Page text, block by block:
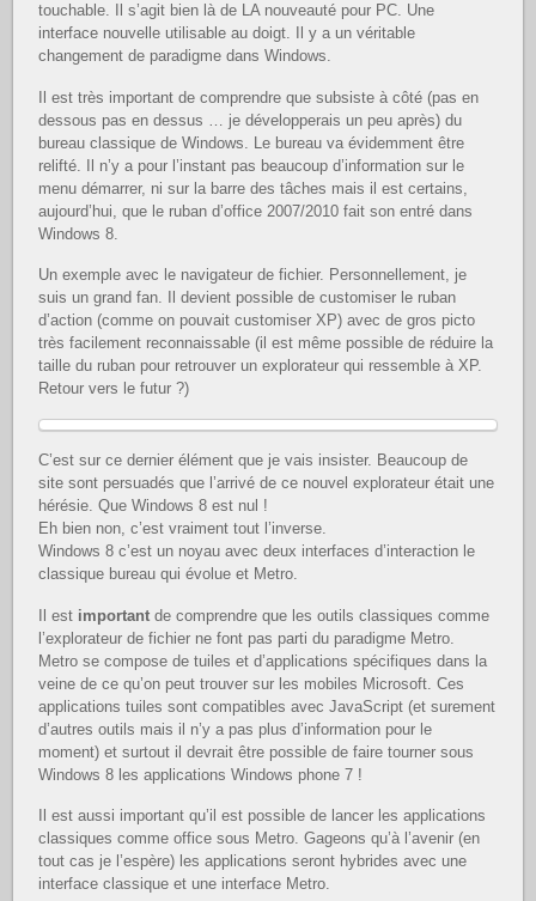
touchable. Il s’agit bien là de LA nouveauté pour PC. Une
interface nouvelle utilisable au doigt. Il y a un véritable
changement de paradigme dans Windows.
Il est très important de comprendre que subsiste à côté (pas en
dessous pas en dessus … je développerais un peu après) du
bureau classique de Windows. Le bureau va évidemment être
relifté. Il n’y a pour l’instant pas beaucoup d’information sur le
menu démarrer, ni sur la barre des tâches mais il est certains,
aujourd’hui, que le ruban d’office 2007/2010 fait son entré dans
Windows 8.
Un exemple avec le navigateur de fichier. Personnellement, je
suis un grand fan. Il devient possible de customiser le ruban
d’action (comme on pouvait customiser XP) avec de gros picto
très facilement reconnaissable (il est même possible de réduire la
taille du ruban pour retrouver un explorateur qui ressemble à XP.
Retour vers le futur ?)
C’est sur ce dernier élément que je vais insister. Beaucoup de
site sont persuadés que l’arrivé de ce nouvel explorateur était une
hérésie. Que Windows 8 est nul !
Eh bien non, c’est vraiment tout l’inverse.
Windows 8 c’est un noyau avec deux interfaces d’interaction le
classique bureau qui évolue et Metro.
Il est important de comprendre que les outils classiques comme
l’explorateur de fichier ne font pas parti du paradigme Metro.
Metro se compose de tuiles et d’applications spécifiques dans la
veine de ce qu’on peut trouver sur les mobiles Microsoft. Ces
applications tuiles sont compatibles avec JavaScript (et surement
d’autres outils mais il n’y a pas plus d’information pour le
moment) et surtout il devrait être possible de faire tourner sous
Windows 8 les applications Windows phone 7 !
Il est aussi important qu’il est possible de lancer les applications
classiques comme office sous Metro. Gageons qu’à l’avenir (en
tout cas je l’espère) les applications seront hybrides avec une
interface classique et une interface Metro.